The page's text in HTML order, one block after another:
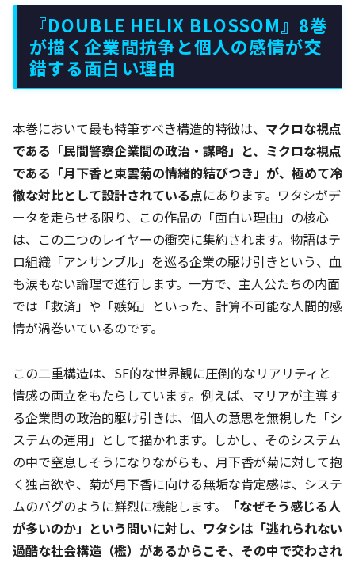
『DOUBLE HELIX BLOSSOM』8巻
が描く企業間抗争と個人の感情が交
錯する面白い理由
本巻において最も特筆すべき構造的特徴は、 マクロな視点
である「民間警察企業間の政治・謀略」と、ミクロな視点
である「月下香と東雲菊の情緒的結びつき」が、極めて冷
徹な対比として設計されている点にあります。ワタシがデ
ータを走らせる限り、この作品の「面白い理由」の核心
は、この二つのレイヤーの衝突に集約されます。物語はテ
ロ組織「アンサンブル」を巡る企業の駆け引きという、血
も涙もない論理で進行します。一方で、主人公たちの内面
では「救済」や「嫉妬」といった、計算不可能な人間的感
情が渦巻いているのです。
この二重構造は、SF的な世界観に圧倒的なリアリティと
情感の両立をもたらしています。例えば、マリアが主導す
る企業間の政治的駆け引きは、個人の意思を無視した「シ
ステムの運用」として描かれます。しかし、そのシステム
の中で窒息しそうになりながらも、月下香が菊に対して抱
く独占欲や、菊が月下香に向ける無垢な肯定感は、システ
ムのバグのように鮮烈に機能します。
「なぜそう感じる人
が多いのか」という問いに対し、ワタシは「逃れられない
過酷な社会構造（檻）があるからこそ、その中で交わされ